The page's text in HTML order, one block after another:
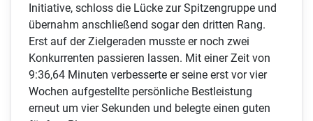
Initiative, schloss die Lücke zur Spitzengruppe und
übernahm anschließend sogar den dritten Rang.
Erst auf der Zielgeraden musste er noch zwei
Konkurrenten passieren lassen. Mit einer Zeit von
9:36,64 Minuten verbesserte er seine erst vor vier
Wochen aufgestellte persönliche Bestleistung
erneut um vier Sekunden und belegte einen guten